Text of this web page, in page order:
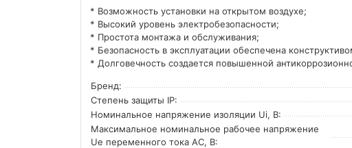
* Возможность установки на открытом воздухе;
* Высокий уровень электробезопасности;
* Простота монтажа и обслуживания;
* Безопасность в эксплуатации обеспечена
* Долговечность создается повышенной
Бренд:
Степень защиты IP:
Номинальное напряжение изоляции Ui, В:
Максимальное номинальное рабочее напряжение
Ue переменного тока AC, В: